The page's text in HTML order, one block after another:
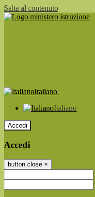
Salta al contenuto
Italiano
Italiano
Accedi
Accedi
button close ×